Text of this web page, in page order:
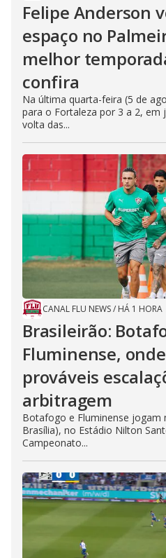
Felipe Anderson
espaço no
melhor
confira
Na última quarta-feira (5 de
para o Fortaleza por 3 a 2, em
volta das...
CANAL FLU NEWS/ HÁ 1 HORA
Brasileirão:
Fluminense,
prováveis
arbitragem
Botafogo e Fluminense jogam
Brasília), no Estádio Nilton
Campeonato...